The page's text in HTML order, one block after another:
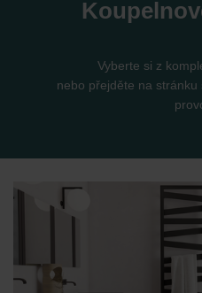
Vyberte si z
nebo přejděte na